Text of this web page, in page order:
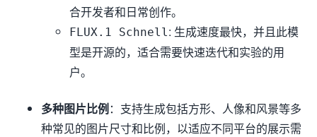
合开发者和日常创作。
FLUX.1 Schnell: 生成速度最快，并且此模
型是开源的，适合需要快速迭代和实验的用
户。
多种图片比例：支持生成包括方形、人像和风景等多
种常见的图片尺寸和比例，以适应不同平台的展示需